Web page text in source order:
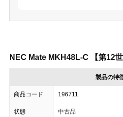
NEC Mate MKH48L-C 【第12世
製品の特
商品コード 196711
状態 中古品